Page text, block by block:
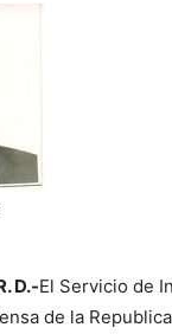
D.-El Servicio de
de la